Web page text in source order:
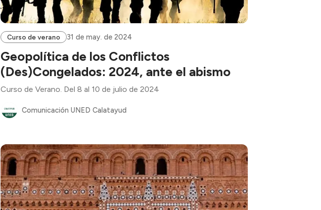
Curso de verano 31 de may. de 2024
Geopolítica de los Conflictos
(Des)Congelados: 2024, ante el abismo
Curso de Verano. Del 8 al 10 de julio de 2024
Comunicación UNED Calatayud